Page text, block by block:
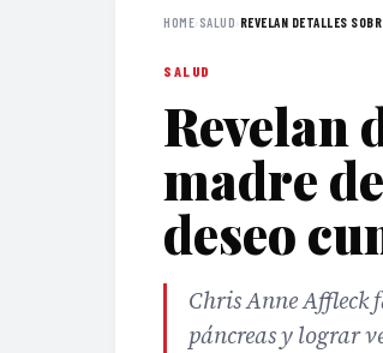
HOME› SALUD› REVELAN DETALLES
SALUD
Revelan
madre
deseo
Chris Anne Affleck
páncreas y lograr